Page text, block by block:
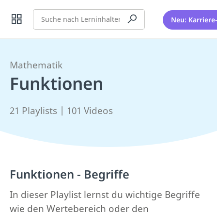
Suche Neu:
Mathematik
Funktionen
21 Playlists | 101 Videos
Funktionen - Begriffe
In dieser Playlist lernst du wichtige Begriffe
wie den Wertebereich oder den